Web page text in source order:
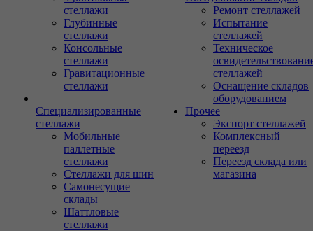
стеллажи
Глубинные
стеллажи
Консольные
стеллажи
Гравитационные
стеллажи
Специализированные
стеллажи
Мобильные
паллетные
стеллажи
Стеллажи для шин
Самонесущие
склады
Шаттловые
стеллажи
Ремонт стеллажей
Испытание
стеллажей
Техническое
стеллажей
Оснащение складов
оборудованием
Прочее
Экспорт стеллажей
Комплексный
переезд
Переезд склада или
магазина